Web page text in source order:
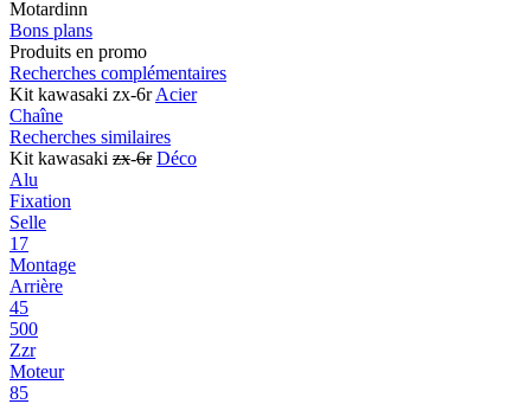
Motardinn
Bons plans
Produits en promo
Recherches complémentaires
Kit kawasaki zx-6r Acier
Chaîne
Recherches similaires
Kit kawasaki zx-6r Déco
Alu
Fixation
Selle
17
Montage
Arrière
45
500
Zzr
Moteur
85